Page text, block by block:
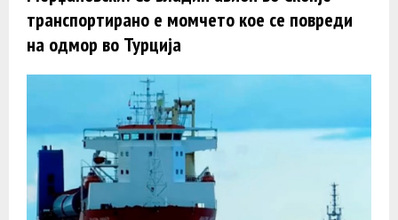
транспортиранo e момчето кое се повреди
на одмор во Турција